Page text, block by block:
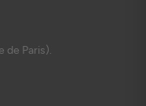
de Paris).